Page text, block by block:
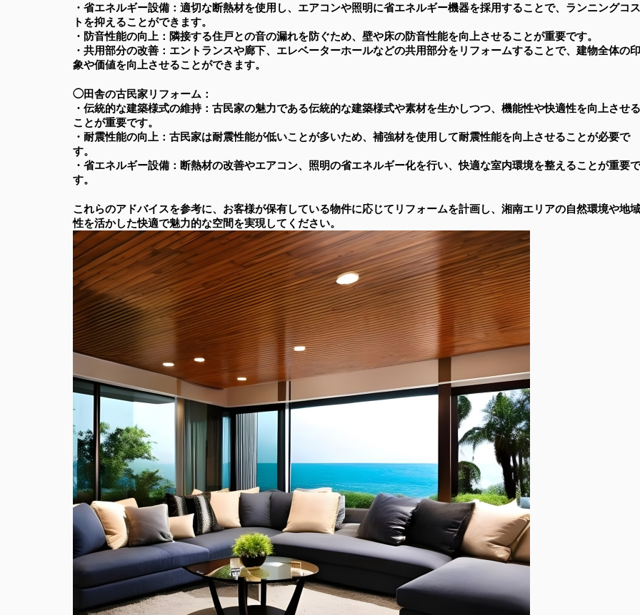
・省エネルギー設備：適切な断熱材を使用し、エアコンや照明に省エネルギー機器を採用することで、ランニングコス
トを抑えることができます。
・防音性能の向上：隣接する住戸との音の漏れを防ぐため、壁や床の防音性能を向上させることが重要です。
・共用部分の改善：エントランスや廊下、エレベーターホールなどの共用部分をリフォームすることで、建物全体の印
象や価値を向上させることができます。
◯田舎の古民家リフォーム：
・伝統的な建築様式の維持：古民家の魅力である伝統的な建築様式や素材を生かしつつ、機能性や快適性を向上させる
ことが重要です。
・耐震性能の向上：古民家は耐震性能が低いことが多いため、補強材を使用して耐震性能を向上させることが必要で
す。
・省エネルギー設備：断熱材の改善やエアコン、照明の省エネルギー化を行い、快適な室内環境を整えることが重要で
す。
これらのアドバイスを参考に、お客様が保有している物件に応じてリフォームを計画し、湘南エリアの自然環境や地域
性を活かした快適で魅力的な空間を実現してください。